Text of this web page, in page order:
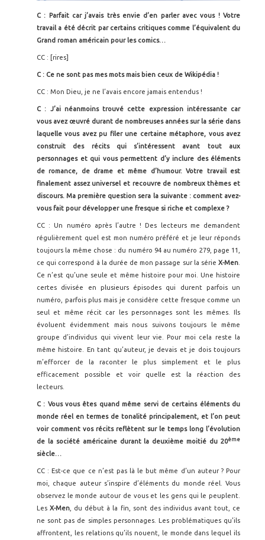
C : Parfait car j’avais très envie d’en parler avec vous ! Votre
travail a été décrit par certains critiques comme l’équivalent du
Grand roman américain pour les comics…
CC : [rires]
C : Ce ne sont pas mes mots mais bien ceux de Wikipédia !
CC : Mon Dieu, je ne l’avais encore jamais entendus !
C : J’ai néanmoins trouvé cette expression intéressante car
vous avez œuvré durant de nombreuses années sur la série dans
laquelle vous avez pu filer une certaine métaphore, vous avez
construit des récits qui s’intéressent avant tout aux
personnages et qui vous permettent d’y inclure des éléments
de romance, de drame et même d’humour. Votre travail est
finalement assez universel et recouvre de nombreux thèmes et
discours. Ma première question sera la suivante : comment avez-
vous fait pour développer une fresque si riche et complexe ?
CC : Un numéro après l’autre ! Des lecteurs me demandent
régulièrement quel est mon numéro préféré et je leur réponds
toujours la même chose : du numéro 94 au numéro 279, page 11,
ce qui correspond à la durée de mon passage sur la série X-Men
Ce n’est qu’une seule et même histoire pour moi. Une histoire
certes divisée en plusieurs épisodes qui durent parfois un
numéro, parfois plus mais je considère cette fresque comme un
seul et même récit car les personnages sont les mêmes. Ils
évoluent évidemment mais nous suivons toujours le même
groupe d’individus qui vivent leur vie. Pour moi cela reste la
même histoire. En tant qu’auteur, je devais et je dois toujours
m’efforcer de la raconter le plus simplement et le plus
efficacement possible et voir quelle est la réaction des
lecteurs.
C : Vous vous êtes quand même servi de certains éléments du
monde réel en termes de tonalité principalement, et l’on peut
voir comment vos récits reflètent sur le temps long l’évolution
de la société américaine durant la deuxième moitié du 20ème
siècle…
CC : Est-ce que ce n’est pas là le but même d’un auteur ? Pour
moi, chaque auteur s’inspire d’éléments du monde réel. Vous
observez le monde autour de vous et les gens qui le peuplent.
LesX-Men , du début à la fin, sont des individus avant tout, ce
ne sont pas de simples personnages. Les problématiques qu’ils
affrontent, les relations qu’ils nouent, le monde dans lequel ils